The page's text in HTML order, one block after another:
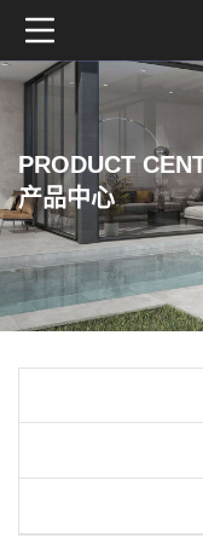
PRODUCT
产品中心